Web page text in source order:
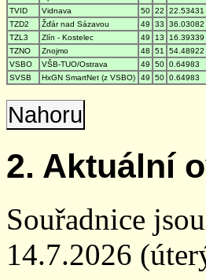
TVID
Vidnava 50 22 22.53431
TZD2
Žďár nad Sázavou 49 33 36.03082
TZL3
Zlín - Kostelec 49 13 16.39339
TZNO
Znojmo 48 51 54.48922
VSBO
VŠB-TUO/Ostrava 49 50 0.64983
SVSB
HxGN SmartNet (z VSBO) 49 50 0.64983
Nahoru
2. Aktuální
Souřadnice
14.7.2026